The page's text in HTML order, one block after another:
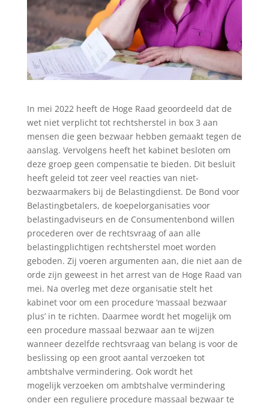
In mei 2022 heeft de Hoge Raad geoordeeld dat de
wet niet verplicht tot rechtsherstel in box 3 aan
mensen die geen bezwaar hebben gemaakt tegen de
aanslag. Vervolgens heeft het kabinet besloten om
deze groep geen compensatie te bieden. Dit besluit
heeft geleid tot zeer veel reacties van niet-
bezwaarmakers bij de Belastingdienst. De Bond voor
Belastingbetalers, de koepelorganisaties voor
belastingadviseurs en de Consumentenbond willen
procederen over de rechtsvraag of aan alle
belastingplichtigen rechtsherstel moet worden
geboden. Zij voeren argumenten aan, die niet aan de
orde zijn geweest in het arrest van de Hoge Raad van
mei. Na overleg met deze organisatie stelt het
kabinet voor om een procedure ‘massaal bezwaar
plus’ in te richten. Daarmee wordt het mogelijk om
een procedure massaal bezwaar aan te wijzen
wanneer dezelfde rechtsvraag van belang is voor de
beslissing op een groot aantal verzoeken tot
ambtshalve vermindering. Ook wordt het
mogelijk verzoeken om ambtshalve vermindering
onder een reguliere procedure massaal bezwaar te